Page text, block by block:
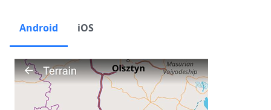
Android iOS